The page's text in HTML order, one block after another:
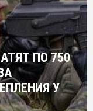
ПО 750
У